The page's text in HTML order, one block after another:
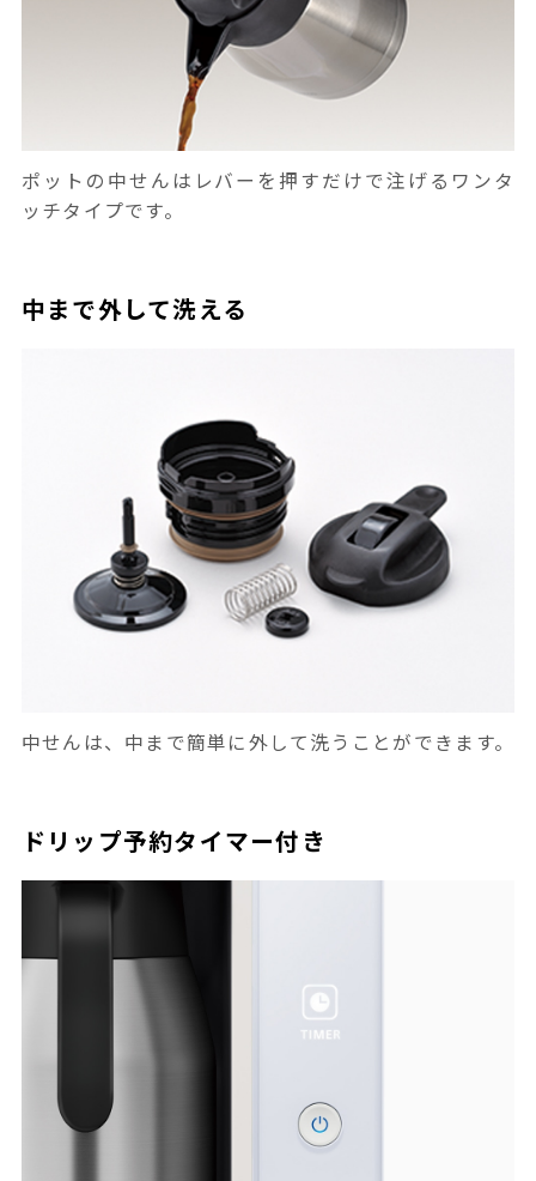
ポットの中せんはレバーを押すだけで注げるワンタ
ッチタイプです。
中まで外して洗える
中せんは、中まで簡単に外して洗うことができます。
ドリップ予約タイマー付き